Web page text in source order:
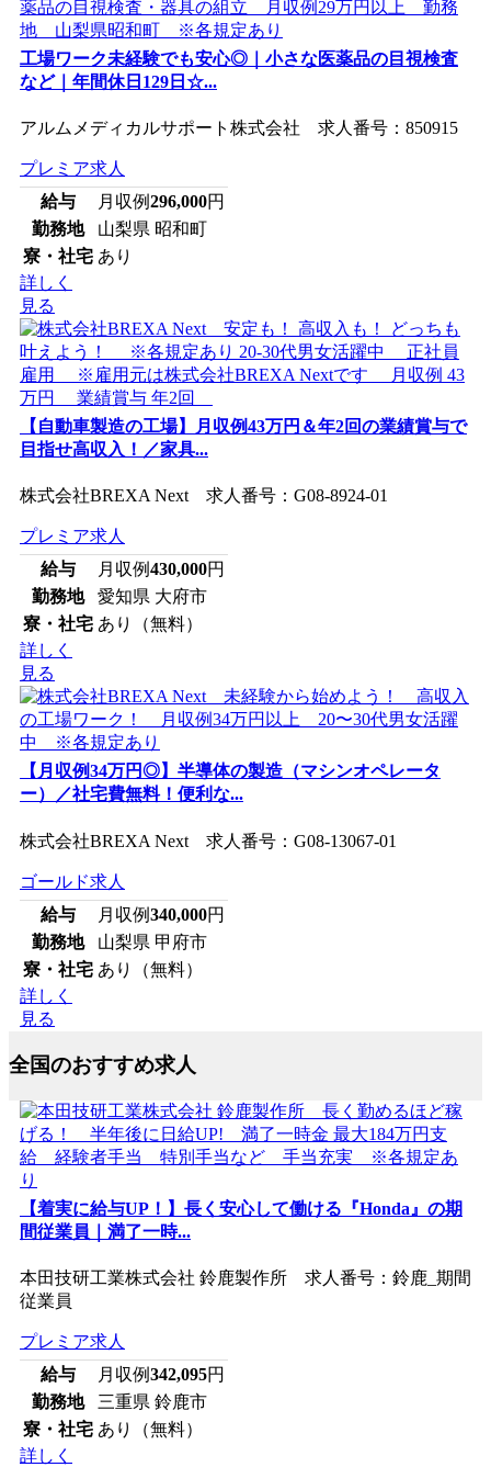
工場ワーク未経験でも安心◎｜小さな医薬品の目視検査
など｜年間休日129日☆...
アルムメディカルサポート株式会社 求人番号：850915
プレミア求人
給与
月収例296,000円
勤務地
山梨県 昭和町
寮・社宅 あり
詳しく
見る
【自動車製造の工場】月収例43万円＆年2回の業績賞与で
目指せ高収入！／家具...
株式会社BREXA Next 求人番号：G08-8924-01
プレミア求人
給与
月収例430,000円
勤務地
愛知県 大府市
寮・社宅 あり（無料）
詳しく
見る
【月収例34万円◎】半導体の製造（マシンオペレータ
ー）／社宅費無料！便利な...
株式会社BREXA Next 求人番号：G08-13067-01
ゴールド求人
給与
月収例340,000円
勤務地
山梨県 甲府市
寮・社宅 あり（無料）
詳しく
見る
全国のおすすめ求人
【着実に給与UP！】長く安心して働ける『Honda』の期
間従業員｜満了一時...
本田技研工業株式会社 鈴鹿製作所 求人番号：鈴鹿_期間
従業員
プレミア求人
給与
月収例342,095円
勤務地
三重県 鈴鹿市
寮・社宅 あり（無料）
詳しく